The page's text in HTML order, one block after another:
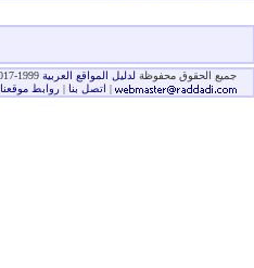
جميع الحقوق محفوظة لدليل المواقع العربية
| اتصل بنا | روابط موقعنا